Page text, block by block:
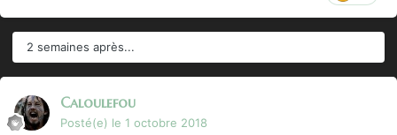
2 semaines après...
Caloulefou
Posté(e) le 1 octobre 2018